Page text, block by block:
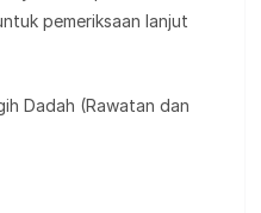
pemeriksaan lanjut
Dadah (Rawatan dan